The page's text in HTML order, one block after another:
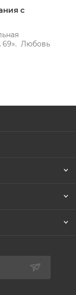
с
69». Любовь